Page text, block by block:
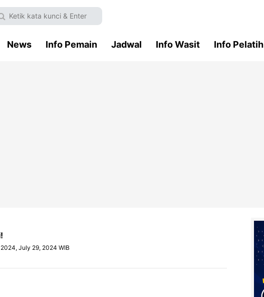
News Info Pemain Jadwal Info Wasit Info Pelatih
July 29, 2024 WIB